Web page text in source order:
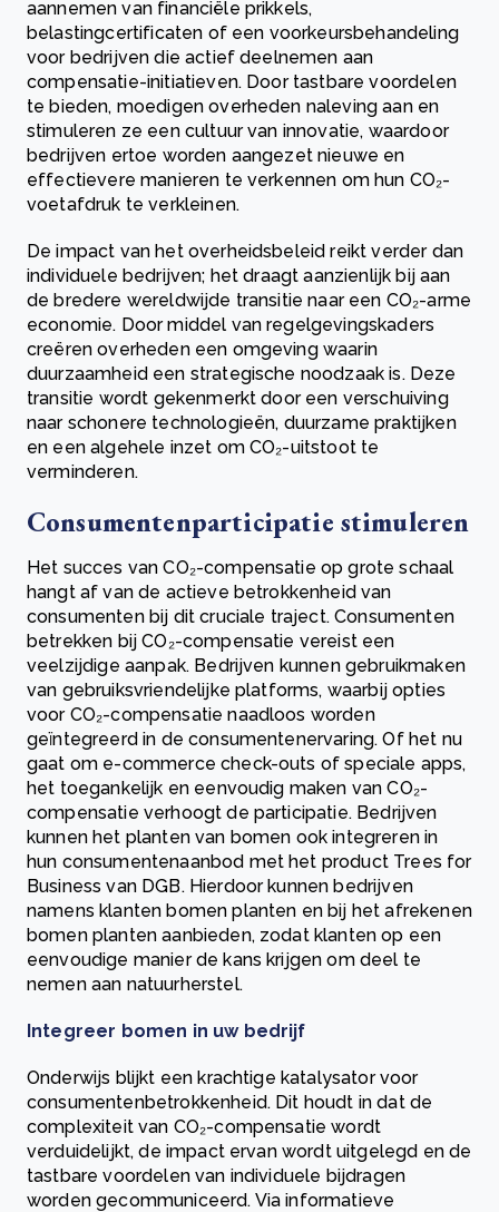
aannemen van financiële prikkels,
belastingcertificaten of een voorkeursbehandeling
voor bedrijven die actief deelnemen aan
compensatie-initiatieven. Door tastbare voordelen
te bieden, moedigen overheden naleving aan en
stimuleren ze een cultuur van innovatie, waardoor
bedrijven ertoe worden aangezet nieuwe en
effectievere manieren te verkennen om hun CO₂-
voetafdruk te verkleinen.
De impact van het overheidsbeleid reikt verder dan
individuele bedrijven; het draagt aanzienlijk bij aan
de bredere wereldwijde transitie naar een CO₂-arme
economie. Door middel van regelgevingskaders
creëren overheden een omgeving waarin
duurzaamheid een strategische noodzaak is. Deze
transitie wordt gekenmerkt door een verschuiving
naar schonere technologieën, duurzame praktijken
en een algehele inzet om CO₂-uitstoot te
verminderen.
Consumentenparticipatie stimuleren
Het succes van CO₂-compensatie op grote schaal
hangt af van de actieve betrokkenheid van
consumenten bij dit cruciale traject. Consumenten
betrekken bij CO₂-compensatie vereist een
veelzijdige aanpak. Bedrijven kunnen gebruikmaken
van gebruiksvriendelijke platforms, waarbij opties
voor CO₂-compensatie naadloos worden
geïntegreerd in de consumentenervaring. Of het nu
gaat om e-commerce check-outs of speciale apps,
het toegankelijk en eenvoudig maken van CO₂-
compensatie verhoogt de participatie. Bedrijven
kunnen het planten van bomen ook integreren in
hun consumentenaanbod met het product Trees for
Business van DGB. Hierdoor kunnen bedrijven
namens klanten bomen planten en bij het afrekenen
bomen planten aanbieden, zodat klanten op een
eenvoudige manier de kans krijgen om deel te
nemen aan natuurherstel.
Integreer bomen in uw bedrijf
Onderwijs blijkt een krachtige katalysator voor
consumentenbetrokkenheid. Dit houdt in dat de
complexiteit van CO₂-compensatie wordt
verduidelijkt, de impact ervan wordt uitgelegd en de
tastbare voordelen van individuele bijdragen
worden gecommuniceerd. Via informatieve